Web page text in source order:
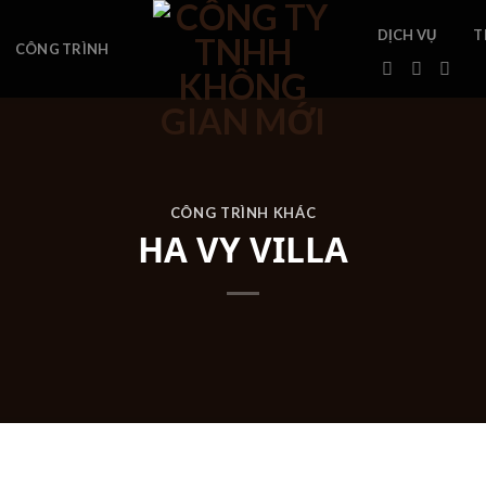
CÔNG TRÌNH
DỊCH VỤ
CÔNG TRÌNH KHÁC
HA VY VILLA